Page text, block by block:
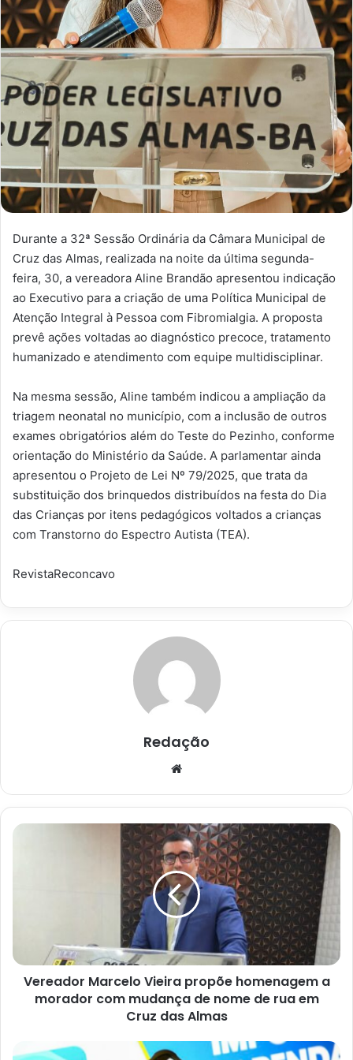
Durante a 32ª Sessão Ordinária da Câmara Municipal de
Cruz das Almas, realizada na noite da última segunda-
feira, 30, a vereadora Aline Brandão apresentou indicação
ao Executivo para a criação de uma Política Municipal de
Atenção Integral à Pessoa com Fibromialgia. A proposta
prevê ações voltadas ao diagnóstico precoce, tratamento
humanizado e atendimento com equipe multidisciplinar.
Na mesma sessão, Aline também indicou a ampliação da
triagem neonatal no município, com a inclusão de outros
exames obrigatórios além do Teste do Pezinho, conforme
orientação do Ministério da Saúde. A parlamentar ainda
apresentou o Projeto de Lei Nº 79/2025, que trata da
substituição dos brinquedos distribuídos na festa do Dia
das Crianças por itens pedagógicos voltados a crianças
com Transtorno do Espectro Autista (TEA).
RevistaReconcavo
Redação
Vereador
mudança
de
nome
Vereador Marcelo Vieira propõe homenagem a
morador com mudança de nome de rua em
Cruz das Almas
Receita